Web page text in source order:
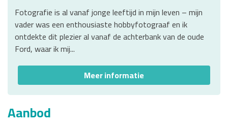
Fotografie is al vanaf jonge leeftijd in mijn leven – mijn
vader was een enthousiaste hobbyfotograaf en ik
ontdekte dit plezier al vanaf de achterbank van de oude
Ford, waar ik mij...
Meer informatie
Aanbod